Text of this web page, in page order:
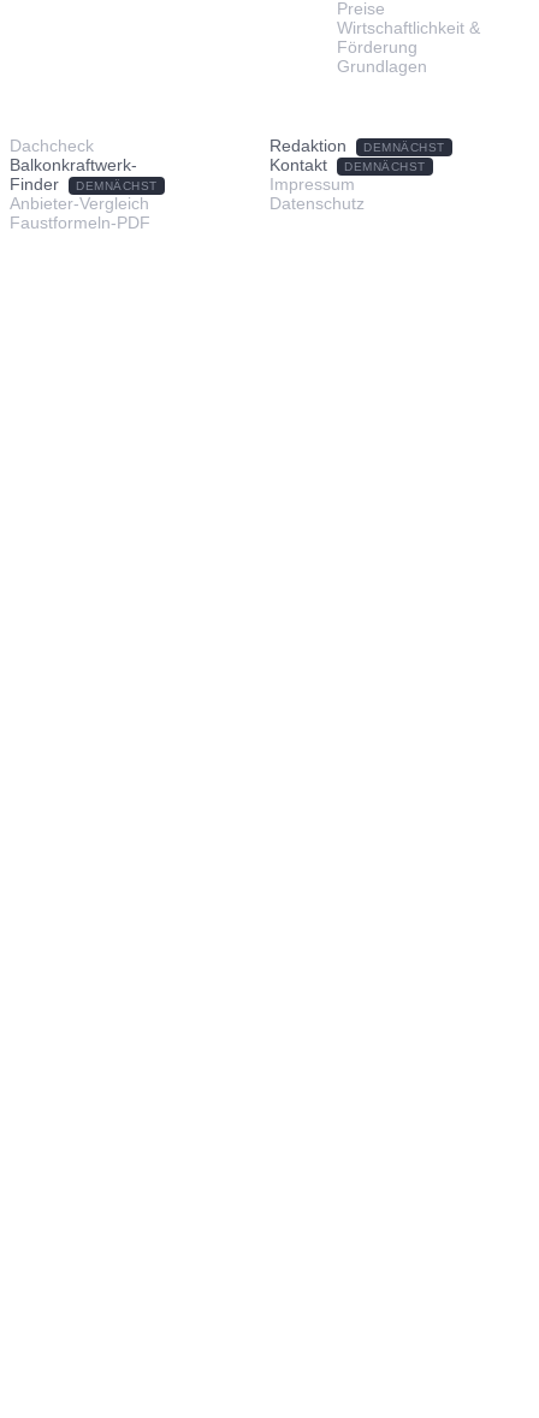
Preise
Wirtschaftlichkeit &
Förderung
Grundlagen
Dachcheck
Balkonkraftwerk-
Finder
DEMNÄCHST
Anbieter-Vergleich
Faustformeln-PDF
Redaktion DEMNÄCHST
Kontakt DEMNÄCHST
Impressum
Datenschutz